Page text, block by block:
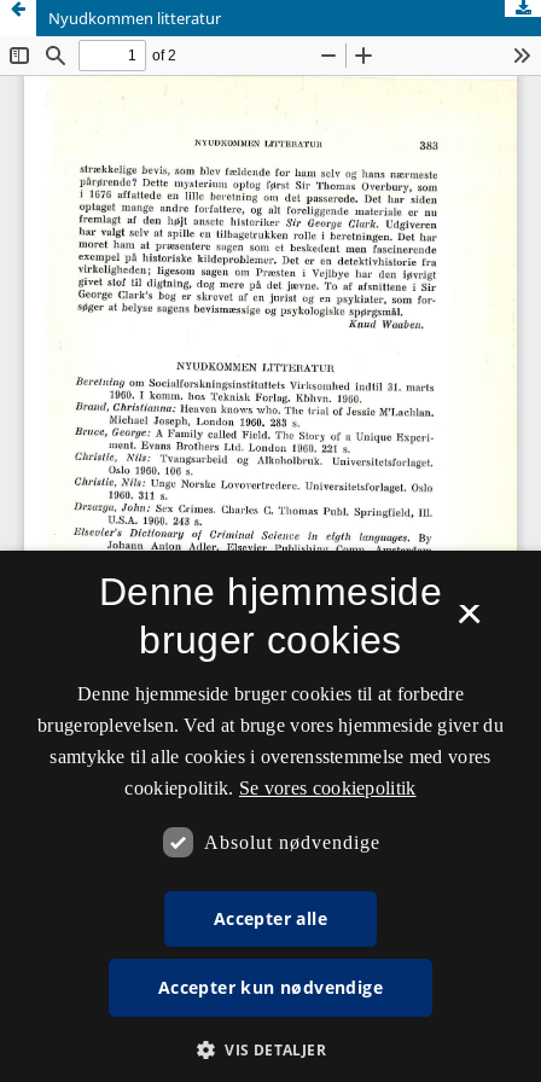
Nyudkommen litteratur
×
Denne hjemmeside
bruger cookies
Denne hjemmeside bruger cookies til at forbedre
brugeroplevelsen. Ved at bruge vores hjemmeside giver du
samtykke til alle cookies i overensstemmelse med vores
cookiepolitik. Se vores cookiepolitik
Absolut nødvendige
Accepter alle
Accepter kun nødvendige
VIS DETALJER